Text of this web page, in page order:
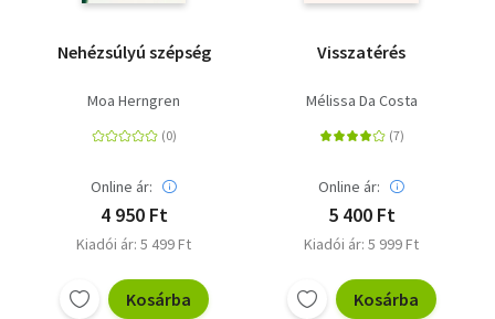
Nehézsúlyú szépség
Moa Herngren
Online ár:
4 950 Ft
Kiadói ár: 5 499 Ft
Kosárba
Visszatérés
Mélissa Da Costa
Online ár:
5 400 Ft
Kiadói ár: 5 999 Ft
Kosárba